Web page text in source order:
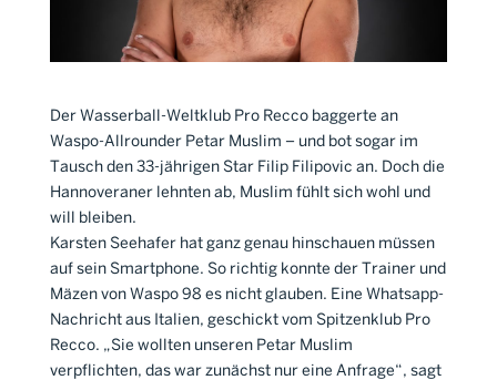
Der Wasserball-Weltklub Pro Recco baggerte an
Waspo-Allrounder Petar Muslim – und bot sogar im
Tausch den 33-jährigen Star Filip Filipovic an. Doch die
Hannoveraner lehnten ab, Muslim fühlt sich wohl und
will bleiben.
Karsten Seehafer hat ganz genau hinschauen müssen
auf sein Smartphone. So richtig konnte der Trainer und
Mäzen von Waspo 98 es nicht glauben. Eine Whatsapp-
Nachricht aus Italien, geschickt vom Spitzenklub Pro
Recco. „Sie wollten unseren Petar Muslim
verpflichten, das war zunächst nur eine Anfrage“, sagt